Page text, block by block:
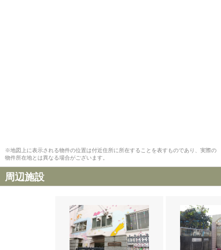
※地図上に表示される物件の位置は付近住所に所在することを表すものであり、実際の
物件所在地とは異なる場合がございます。
周辺施設